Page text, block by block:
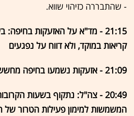
- שהתבררה כזיהוי שווא.
21:15 - מד"א על האזעקות
קריאות במוקד, ולא דווח על נפגעים
21:09 - אזעקות נשמעו בחיפה מחשש לחדירת כלי טיס עוין
20:49 - צה"ל: נתקוף בשעות
המשמשות למימון פעילות הטרור של